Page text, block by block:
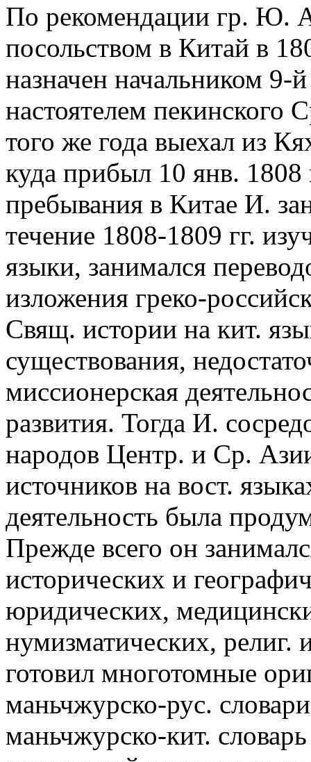
По рекомендации гр. Ю.
посольством в Китай в
назначен начальником
настоятелем пекинского
того же года выехал из
куда прибыл 10 янв.
пребывания в Китае И.
течение 1808-1809 гг.
языки, занимался
изложения греко-
Свящ. истории на кит.
существования,
миссионерская
развития. Тогда И.
народов Центр. и Ср.
источников на вост.
деятельность была
Прежде всего он
исторических и
юридических,
нумизматических,
готовил многотомные
маньчжурско-рус.
маньчжурско-кит.